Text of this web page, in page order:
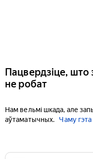
Пацвердзіце, што
не робат
Нам вельмі шкада, але
аўтаматычных.
Чаму